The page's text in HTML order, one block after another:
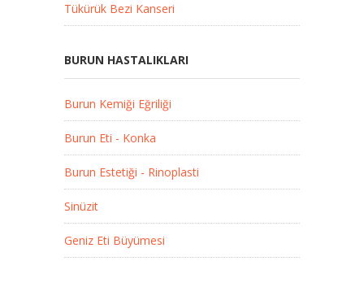
Tükürük Bezi Kanseri
BURUN HASTALIKLARI
Burun Kemiği Eğriliği
Burun Eti - Konka
Burun Estetiği - Rinoplasti
Sinüzit
Geniz Eti Büyümesi